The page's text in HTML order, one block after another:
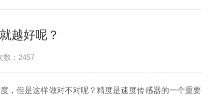
越好呢？
数：2457
，但是这样做对不对呢？精度是速度传感器的一个重要